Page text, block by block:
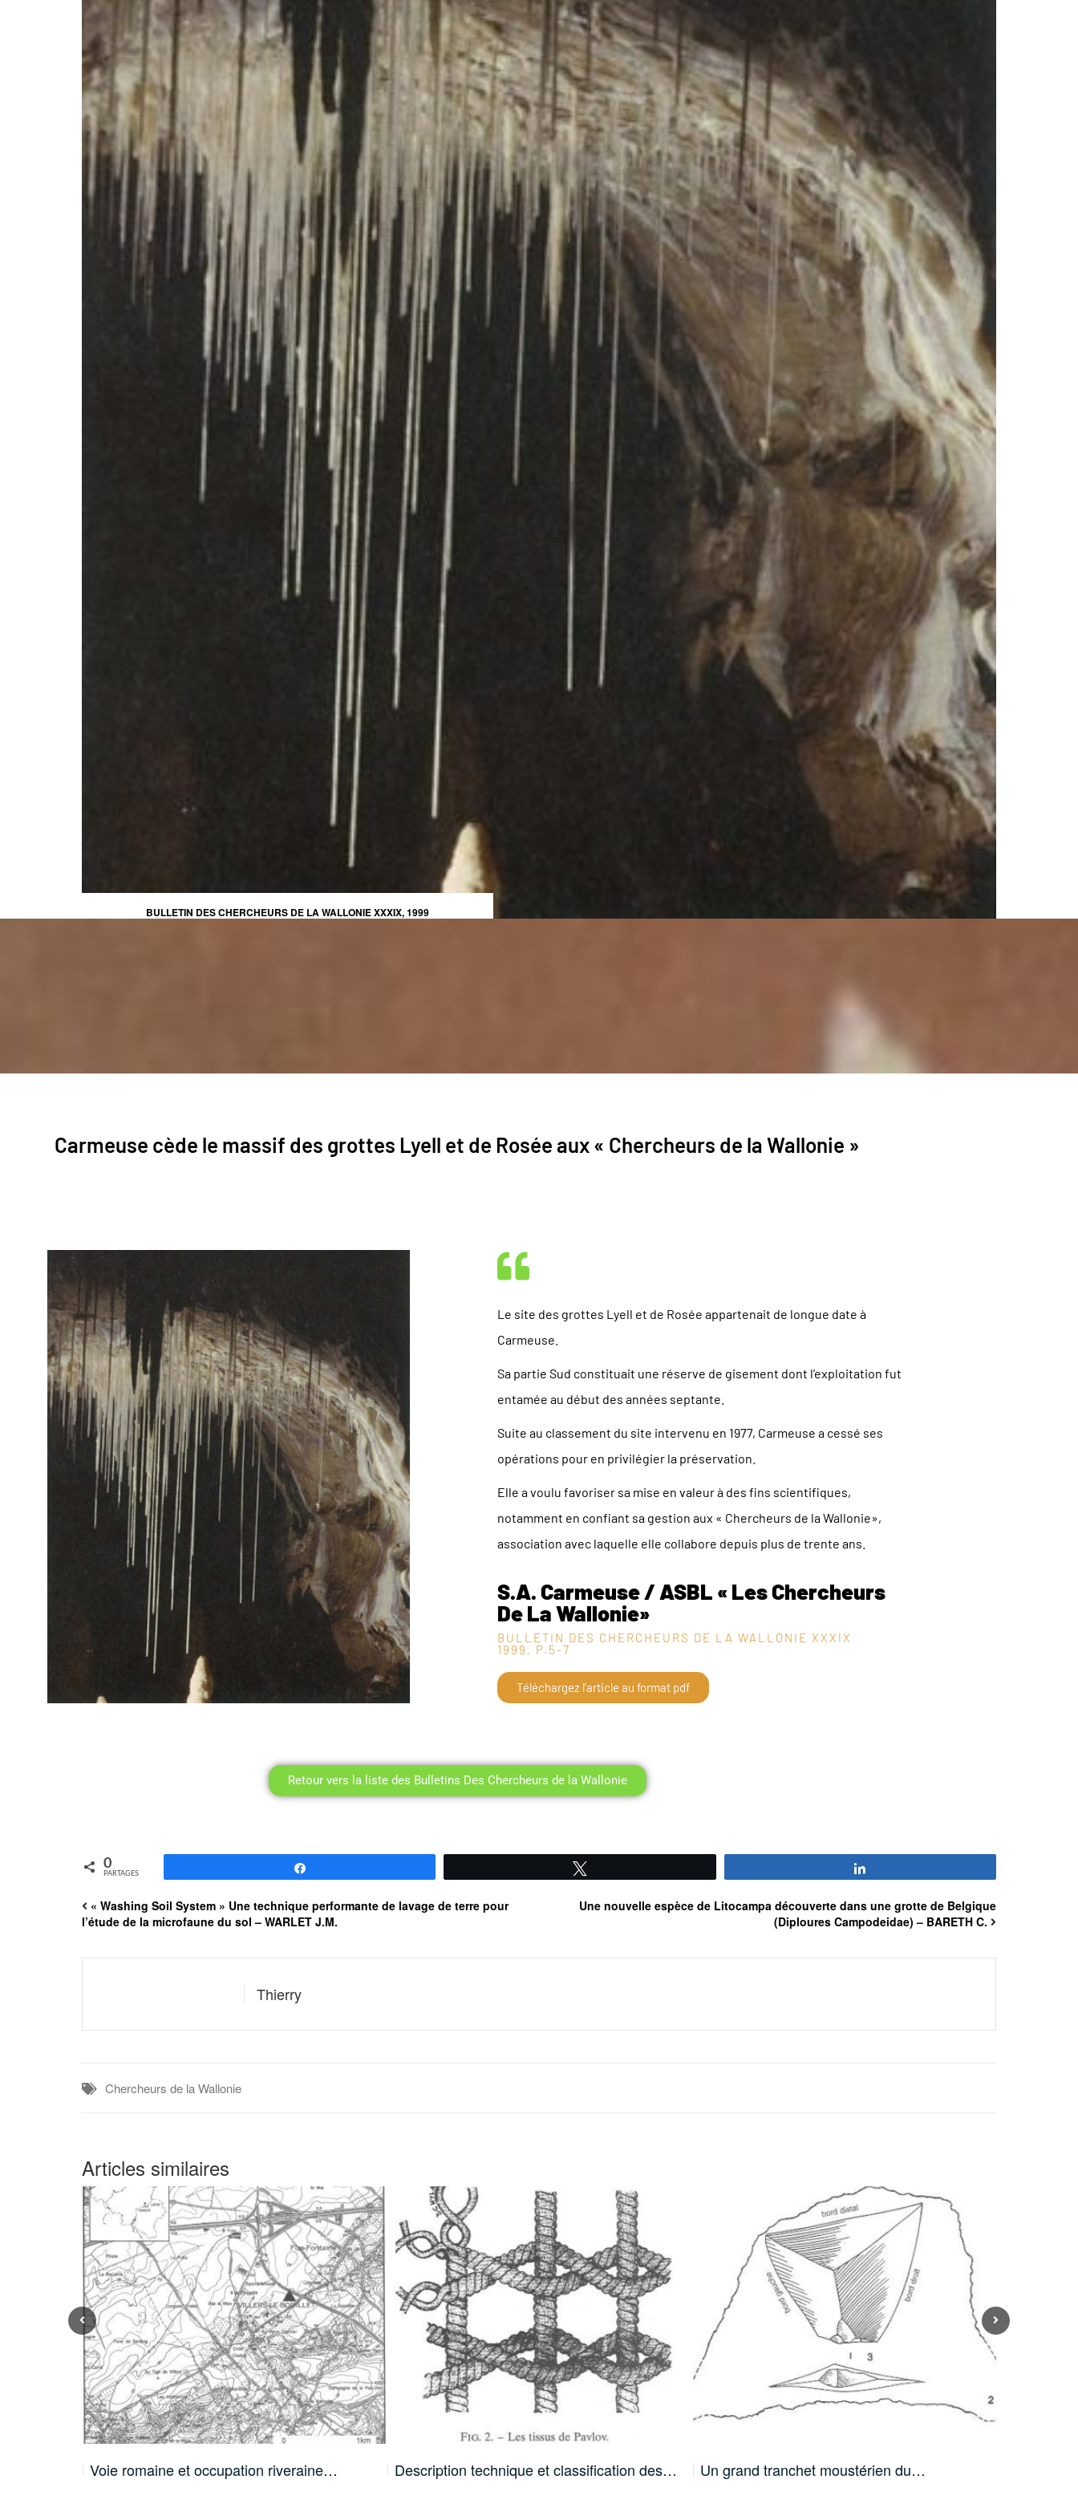
BULLETIN DES CHERCHEURS DE LA WALLONIE XXXIX, 1999
Carmeuse cède le massif des grottes Lyell et de Rosée aux « Chercheurs de la Wallonie »
Le site des grottes Lyell et de Rosée appartenait de longue date à
Carmeuse.
Sa partie Sud constituait une réserve de gisement dont l’exploitation fut
entamée au début des années septante.
Suite au classement du site intervenu en 1977, Carmeuse a cessé ses
opérations pour en privilégier la préservation.
Elle a voulu favoriser sa mise en valeur à des fins scientifiques,
notamment en confiant sa gestion aux « Chercheurs de la Wallonie»,
association avec laquelle elle collabore depuis plus de trente ans.
S.A. Carmeuse / ASBL « Les Chercheurs
De La Wallonie»
BULLETIN DES CHERCHEURS DE LA WALLONIE XXXIX
1999, P.5-7
Téléchargez l'article au format pdf
Retour vers la liste des Bulletins Des Chercheurs de la Wallonie
0
PARTAGES
« Washing Soil System » Une technique performante de lavage de terre pour
l’étude de la microfaune du sol – WARLET J.M.
Une nouvelle espèce de Litocampa découverte dans une grotte de Belgique
(Diploures Campodeidae) – BARETH C.
Thierry
Chercheurs de la Wallonie
Articles similaires
Voie romaine et occupation riveraine… Description technique et classification des… Un grand tranchet moustérien du…